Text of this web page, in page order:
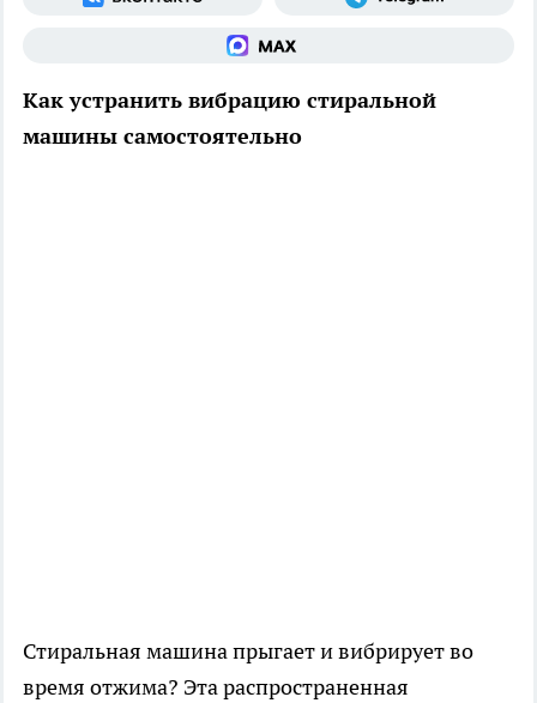
Как устранить вибрацию стиральной
машины самостоятельно
Стиральная машина прыгает и вибрирует во
время отжима? Эта распространенная